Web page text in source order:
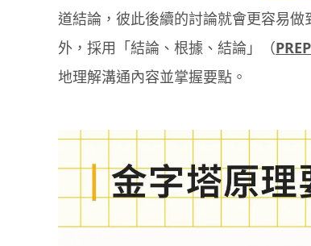
道結論，彼此後續的討論就會更容易
外，採用「結論、根據、結論」（
地理解溝通內容並掌握要點。